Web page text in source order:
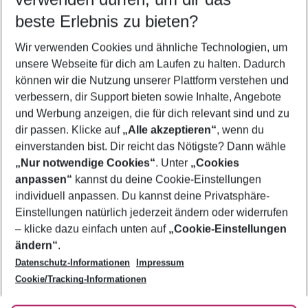
5-8 Nächte
2 Erwachsene Keine Kinder
Mehr Filter anzeigen
Footer
Footer navigation
Über uns
AGB
Bestpreisgarantie
Cookie-Einstellungen ändern
Cookie-Richtlinie
Agenturbetreuung
Barrierefreies Reisen
Folge uns
beste Erlebnis zu bieten?
Wir verwenden Cookies und ähnliche Technologien, um
unsere Webseite für dich am Laufen zu halten. Dadurch
können wir die Nutzung unserer Plattform verstehen und
verbessern, dir Support bieten sowie Inhalte, Angebote
und Werbung anzeigen, die für dich relevant sind und zu
dir passen. Klicke auf „Alle akzeptieren“, wenn du
einverstanden bist. Dir reicht das Nötigste? Dann wähle
„Nur notwendige Cookies“. Unter „Cookies
anpassen“ kannst du deine Cookie-Einstellungen
individuell anpassen. Du kannst deine Privatsphäre-
Einstellungen natürlich jederzeit ändern oder widerrufen
– klicke dazu einfach unten auf „Cookie-Einstellungen
ändern“.
Datenschutz-Informationen
Impressum
Cookie/Tracking-Informationen